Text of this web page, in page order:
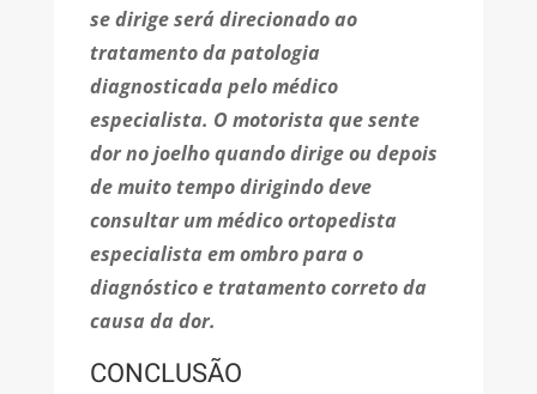
se dirige será direcionado ao
tratamento da patologia
diagnosticada pelo médico
especialista. O motorista que sente
dor no joelho quando dirige ou depois
de muito tempo dirigindo deve
consultar um médico ortopedista
especialista em ombro para o
diagnóstico e tratamento correto da
causa da dor.
CONCLUSÃO